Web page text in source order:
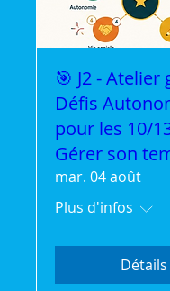
🎯 J2 -
Défis
pour les 10/
Gérer son
mar. 04 août
Plus d'infos
Détails